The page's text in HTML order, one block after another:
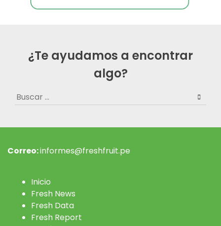
¿Te ayudamos a encontrar
algo?
Buscar:
Correo:informes@freshfruit.pe
Inicio
Fresh News
Fresh Data
Fresh Report